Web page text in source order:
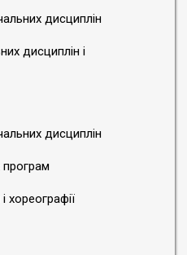
дисциплін
дисциплін і
дисциплін
програм
хореографії